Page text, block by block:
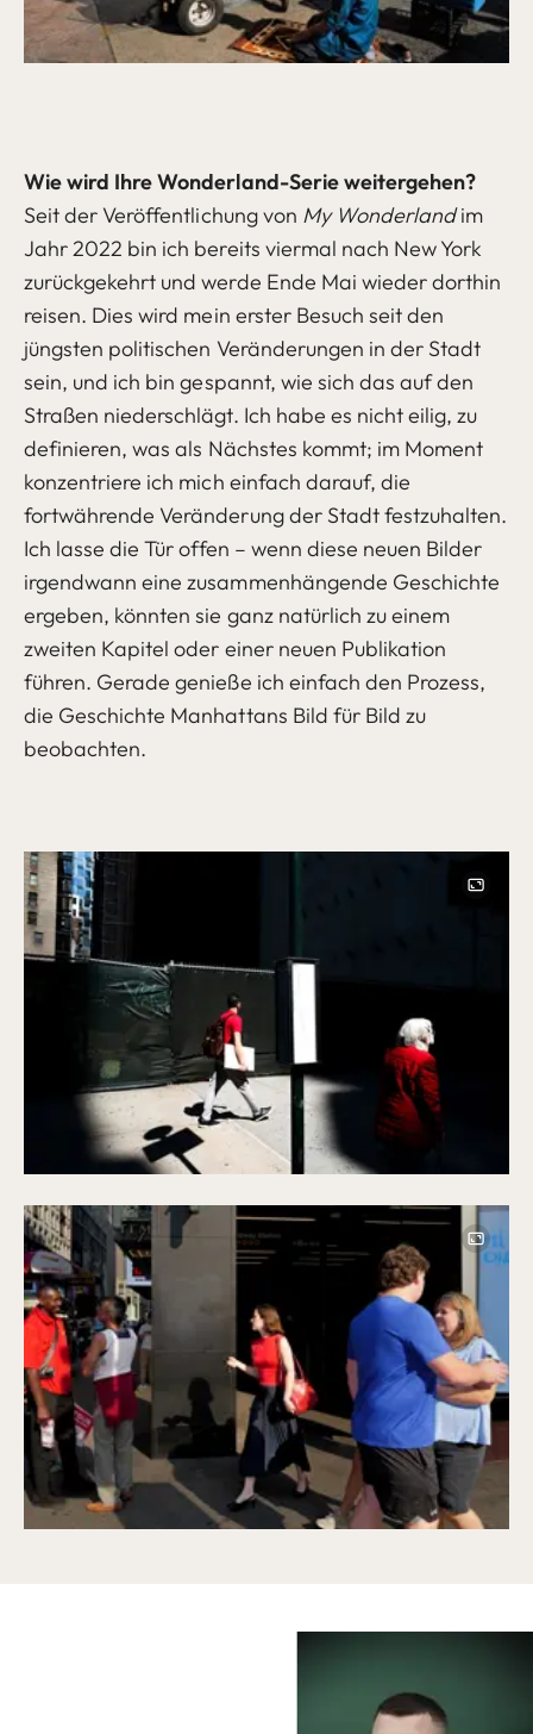
Wie wird Ihre Wonderland-Serie weitergehen?
Seit der Veröffentlichung von My Wonderlandim
Jahr 2022 bin ich bereits viermal nach New York
zurückgekehrt und werde Ende Mai wieder dorthin
reisen. Dies wird mein erster Besuch seit den
jüngsten politischen Veränderungen in der Stadt
sein, und ich bin gespannt, wie sich das auf den
Straßen niederschlägt. Ich habe es nicht eilig, zu
definieren, was als Nächstes kommt; im Moment
konzentriere ich mich einfach darauf, die
fortwährende Veränderung der Stadt festzuhalten.
Ich lasse die Tür offen – wenn diese neuen Bilder
irgendwann eine zusammenhängende Geschichte
ergeben, könnten sie ganz natürlich zu einem
zweiten Kapitel oder einer neuen Publikation
führen. Gerade genieße ich einfach den Prozess,
die Geschichte Manhattans Bild für Bild zu
beobachten.
Image